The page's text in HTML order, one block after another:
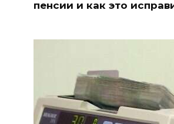
пенсии и как это